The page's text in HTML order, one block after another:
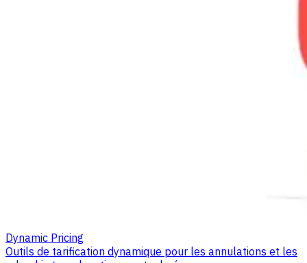
Dynamic Pricing
Outils de tarification dynamique pour les annulations et les